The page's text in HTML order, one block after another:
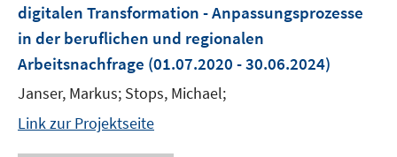
digitalen Transformation - Anpassungsprozesse
in der beruflichen und regionalen
Arbeitsnachfrage (01.07.2020 - 30.06.2024)
Janser, Markus; Stops, Michael;
Link zur Projektseite